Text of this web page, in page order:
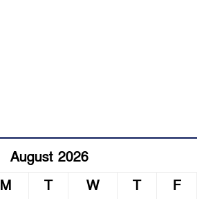
August 2026
M T W T
F